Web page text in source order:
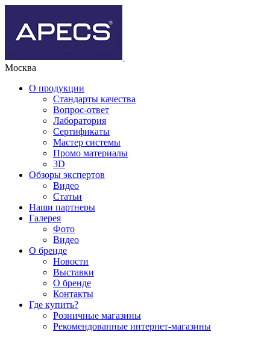
Москва
О продукции
Стандарты качества
Вопрос-ответ
Лаборатория
Сертификаты
Мастер системы
Промо материалы
3D
Обзоры экспертов
Видео
Статьи
Наши партнеры
Галерея
Фото
Видео
О бренде
Новости
Выставки
О бренде
Контакты
Где купить?
Розничные магазины
Рекомендованные интернет-магазины